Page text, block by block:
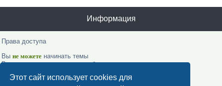
Этот сайт использует cookies для
Информация
Права доступа
Вы не можете начинать темы
Выне можетеотвечать на сообщения
не можете
Выне можете удалять свои сообщения